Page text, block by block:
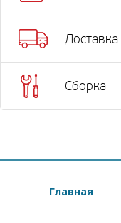
Доставка
Сборка
Главная